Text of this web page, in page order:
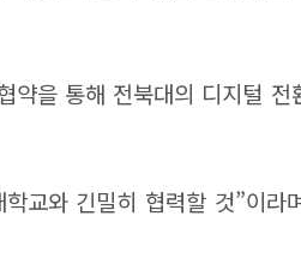
을 통해 전북대의 디지털
교와 긴밀히 협력할 것”이라